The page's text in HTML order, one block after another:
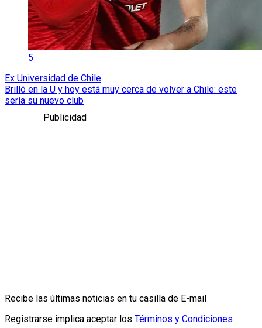
5
Ex Universidad de Chile
Brilló en la U y hoy está muy cerca de volver a Chile: este
sería su nuevo club
Publicidad
Recibe las últimas noticias en tu casilla de E-mail
Registrarse implica aceptar los Términos y Condiciones